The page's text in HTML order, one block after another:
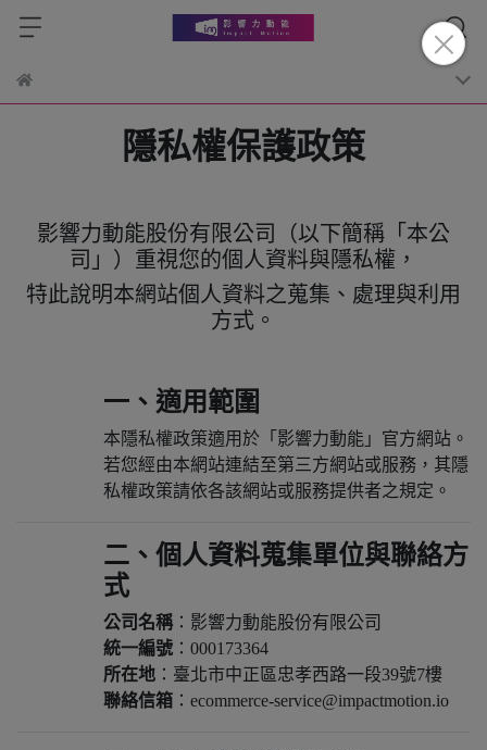
隱私權保護政策
影響力動能股份有限公司（以下簡稱「本公
司」）重視您的個人資料與隱私權，
特此說明本網站個人資料之蒐集、處理與利用
方式。
一、適用範圍
本隱私權政策適用於「影響力動能」官方網站。
若您經由本網站連結至第三方網站或服務，其隱
私權政策請依各該網站或服務提供者之規定。
二、個人資料蒐集單位與聯絡方
式
公司名稱 ：影響力動能股份有限公司
統一編號 ：000173364
所在地 ：臺北市中正區忠孝西路一段39號7樓
聯絡信箱 ： ecommerce-service@impactmotion.io